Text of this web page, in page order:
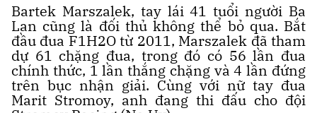
Bartek Marszalek, tay lái 41 tuổi người Ba
Lan cũng là đối thủ không thể bỏ qua. Bắt
đầu đua F1H2O từ 2011, Marszalek đã tham
dự 61 chặng đua, trong đó có 56 lần đua
chính thức, 1 lần thắng chặng và 4 lần đứng
trên bục nhận giải. Cùng với nữ tay đua
Marit Stromoy, anh đang thi đấu cho đội